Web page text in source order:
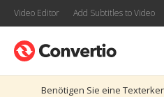
Video Editor Add Subtitles to Video
Benötigen Sie eine